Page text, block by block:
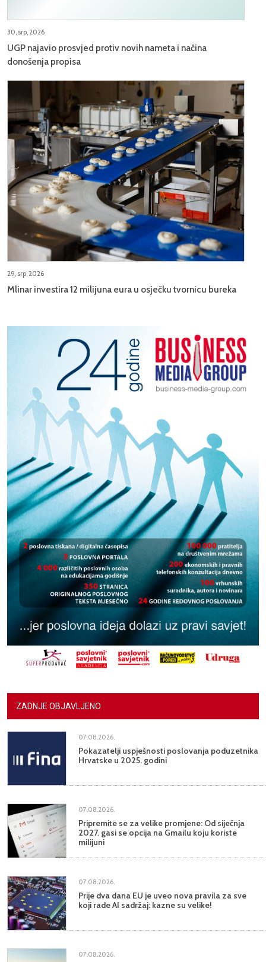
30, srp, 2026
UGP najavio prosvjed protiv novih nameta i načina
donošenja propisa
29, srp, 2026
Mlinar investira 12 milijuna eura u osječku tvornicu bureka
ZADNJE OBJAVLJENO
07.08.2026.
Pokazatelji uspješnosti poslovanja poduzetnika
Hrvatske u 2025. godini
07.08.2026.
Pripremite se za velike promjene: Od siječnja
2027. gasi se opcija na Gmailu koju koriste
milijuni
07.08.2026.
Prije dva dana EU je uveo nova pravila za sve
koji rade AI sadržaj: kazne su velike!
07.08.2026.